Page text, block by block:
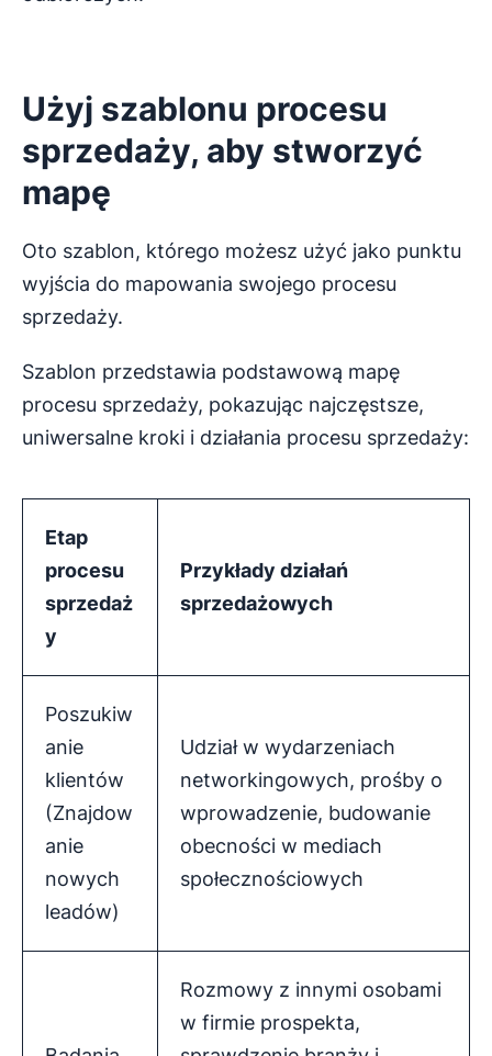
Użyj szablonu procesu
sprzedaży, aby stworzyć
mapę
Oto szablon, którego możesz użyć jako punktu
wyjścia do mapowania swojego procesu
sprzedaży.
Szablon przedstawia podstawową mapę
procesu sprzedaży, pokazując najczęstsze,
uniwersalne kroki i działania procesu sprzedaży:
Etap
procesu
sprzedaż
y
Przykłady działań
sprzedażowych
Poszukiw
anie
klientów
(Znajdow
anie
nowych
leadów)
Udział w wydarzeniach
networkingowych, prośby o
wprowadzenie, budowanie
obecności w mediach
społecznościowych
Rozmowy z innymi osobami
w firmie prospekta,